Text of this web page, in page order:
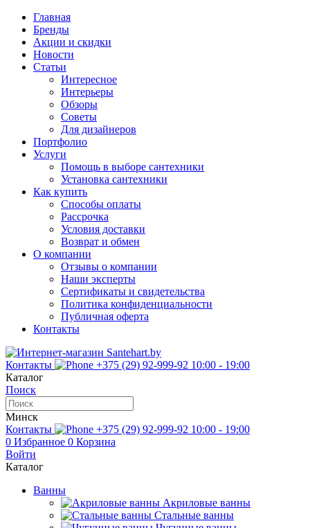
Главная
Бренды
Акции и скидки
Новости
Статьи
Интересное
Интерьеры
Обзоры
Советы
Для дизайнеров
Портфолио
Услуги
Помощь в выборе сантехники
Установка сантехники
Как купить
Способы оплаты
Рассрочка
Условия доставки
Возврат и обмен
О компании
Отзывы о компании
Наши эксперты
Сертификаты и свидетельства
Политика конфиденциальности
Публичная оферта
Контакты
Контакты +375 (29) 92-999-92 10:00 - 19:00
Каталог
Поиск
Минск
Контакты
+375 (29) 92-999-92 10:00 - 19:00
0 Избранное 0 Корзина
Войти
Каталог
Ванны
Акриловые ванны
Стальные ванны